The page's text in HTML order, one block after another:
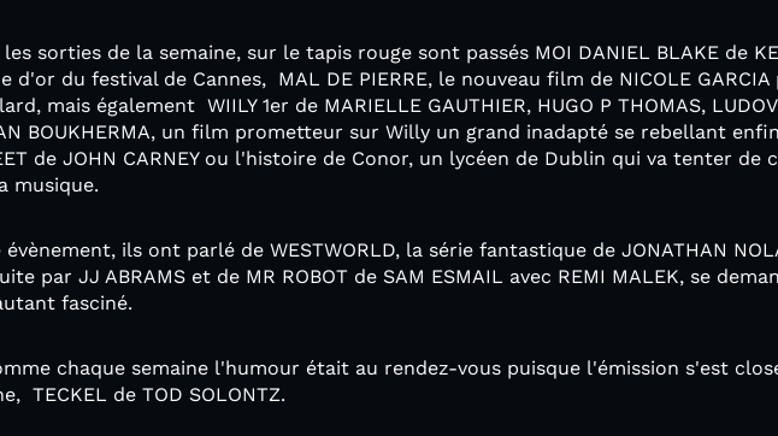
les sorties de la semaine, sur le tapis rouge sont passés MOI DANIEL BLAKE de
d'or du festival de Cannes, MAL DE PIERRE, le nouveau film de NICOLE
mais également WIILY 1er de MARIELLE GAUTHIER, HUGO P THOMAS,
BOUKHERMA, un film prometteur sur Willy un grand inadapté se rebellant
de JOHN CARNEY ou l'histoire de Conor, un lycéen de Dublin qui va tenter de
musique.
évènement, ils ont parlé de WESTWORLD, la série fantastique de JONATHAN
par JJ ABRAMS et de MR ROBOT de SAM ESMAIL avec REMI MALEK, se
fasciné.
chaque semaine l'humour était au rendez-vous puisque l'émission s'est
TECKEL de TOD SOLONTZ.